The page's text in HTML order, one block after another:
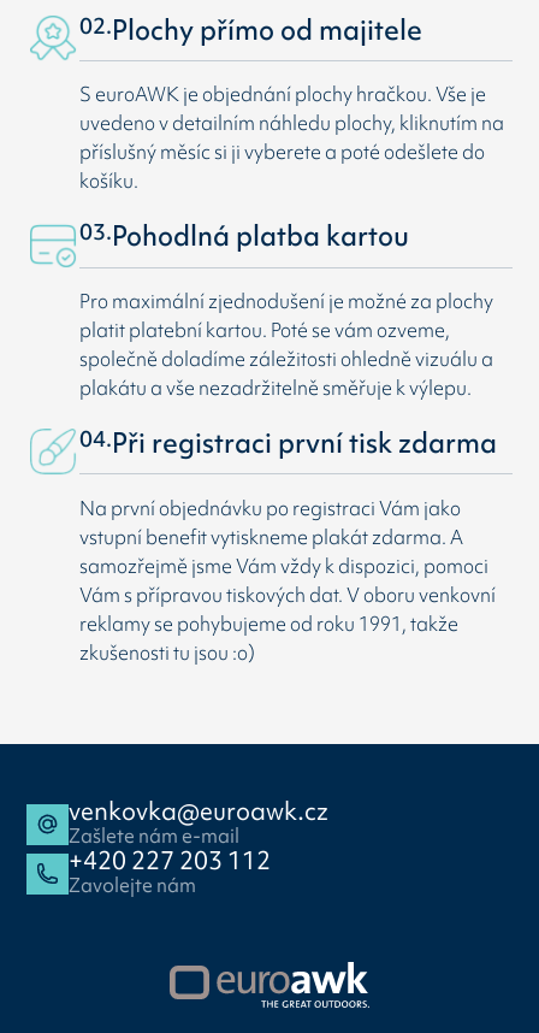
02.Plochy přímo od majitele
S euroAWK je objednání plochy hračkou. Vše je
uvedeno v detailním náhledu plochy, kliknutím na
příslušný měsíc si ji vyberete a poté odešlete do
košíku.
03.Pohodlná platba kartou
Pro maximální zjednodušení je možné za plochy
platit platební kartou. Poté se vám ozveme,
společně doladíme záležitosti ohledně vizuálu a
plakátu a vše nezadržitelně směřuje k výlepu.
04.Při registraci první tisk zdarma
Na první objednávku po registraci Vám jako
vstupní benefit vytiskneme plakát zdarma. A
samozřejmě jsme Vám vždy k dispozici, pomoci
Vám s přípravou tiskových dat. V oboru venkovní
reklamy se pohybujeme od roku 1991, takže
zkušenosti tu jsou :o)
venkovka@euroawk.cz
Zašlete nám e-mail
+420 227 203 112
Zavolejte nám